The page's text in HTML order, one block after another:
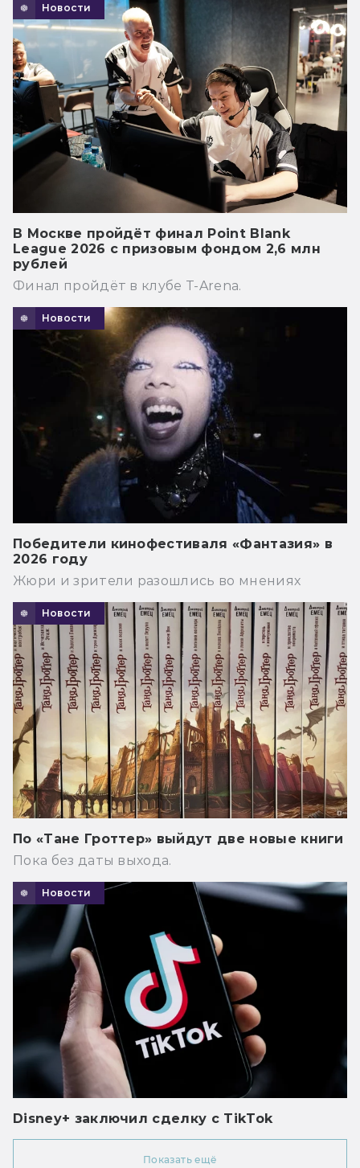
Новости
В Москве пройдёт финал Point Blank
League 2026 с призовым фондом 2,6 млн
рублей
Финал пройдёт в клубе T-Arena.
Новости
Победители кинофестиваля «Фантазия» в
2026 году
Жюри и зрители разошлись во мнениях
Новости
По «Тане Гроттер» выйдут две новые книги
Пока без даты выхода.
Новости
Disney+ заключил сделку с TikTok
Показать ещё